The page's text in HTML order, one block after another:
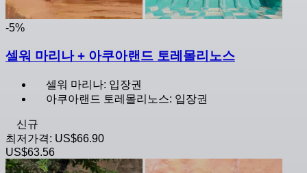
-5%
셀워 마리나 + 아쿠아랜드 토레몰리노스
셀워 마리나: 입장권
아쿠아랜드 토레몰리노스: 입장권
신규
최저가격: US$66.90
US$63.56